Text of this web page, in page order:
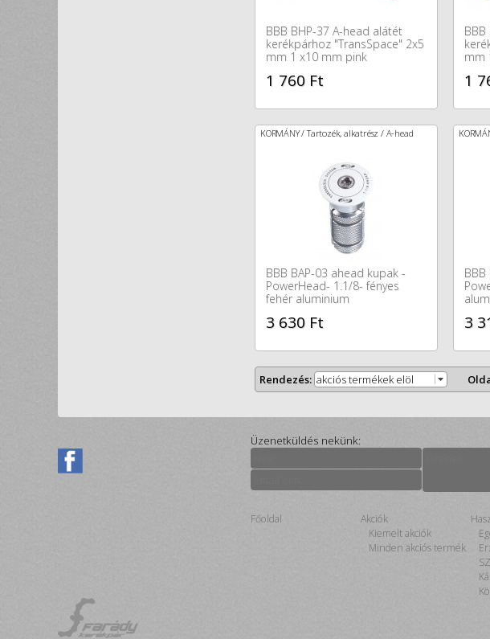
BBB BHP-37 A-head alátét
kerékpárhoz "TransSpace" 2x5
mm 1 x10 mm pink
1 760 Ft
mm
1
KORMÁNY / Tartozék, alkatrész / A-head
BBB BAP-03 ahead kupak -
PowerHead- 1.1/8- fényes
fehér aluminium
3 630 Ft 3
Rendezés: akciós termékek elöl
Üzenetküldés nekünk:
Főoldal
Akciók
Kiemelt akciók
Minden akciós termék